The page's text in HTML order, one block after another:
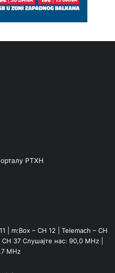
РТХН
| m:Box – CH 12 | Telemach – CH
37 Слушајте нас: 90,0 MHz |
MHz